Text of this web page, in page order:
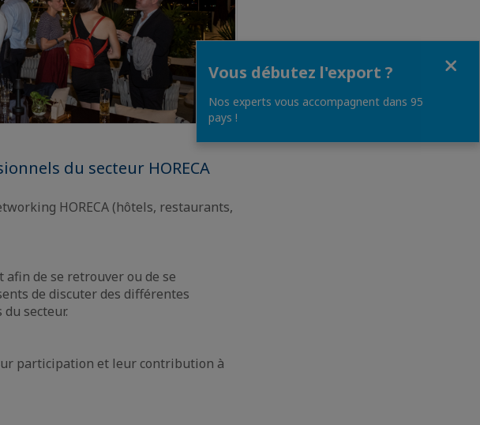
du secteur HORECA
HORECA (hôtels, restaurants,
afin de se retrouver ou de se
de discuter des différentes
secteur.
participation et leur contribution à
Vous débutez l'export ?
Nos experts vous accompagnent dans 95
pays !